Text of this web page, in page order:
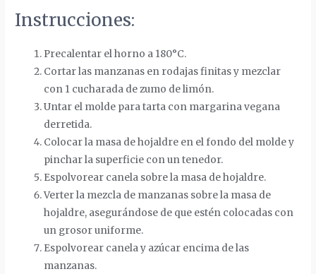
Instrucciones:
Precalentar el horno a 180°C.
Cortar las manzanas en rodajas finitas y mezclar
con 1 cucharada de zumo de limón.
Untar el molde para tarta con margarina vegana
derretida.
Colocar la masa de hojaldre en el fondo del molde y
pinchar la superficie con un tenedor.
Espolvorear canela sobre la masa de hojaldre.
Verter la mezcla de manzanas sobre la masa de
hojaldre, asegurándose de que estén colocadas con
un grosor uniforme.
Espolvorear canela y azúcar encima de las
manzanas.